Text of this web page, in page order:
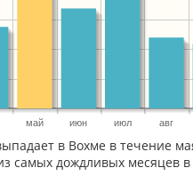
май июн июл авг
в Вохме в течение
самых дождливых месяцев в